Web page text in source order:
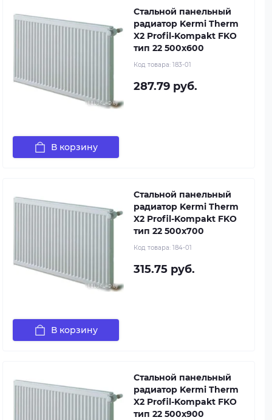
Стальной панельный
радиатор Kermi Therm
X2 Profil-Kompakt FKO
тип 22 500x600
Код товара: 183-01
287.79 руб.
В корзину
Стальной панельный
радиатор Kermi Therm
X2 Profil-Kompakt FKO
тип 22 500x700
Код товара: 184-01
315.75 руб.
В корзину
Стальной панельный
радиатор Kermi Therm
X2 Profil-Kompakt FKO
тип 22 500x900